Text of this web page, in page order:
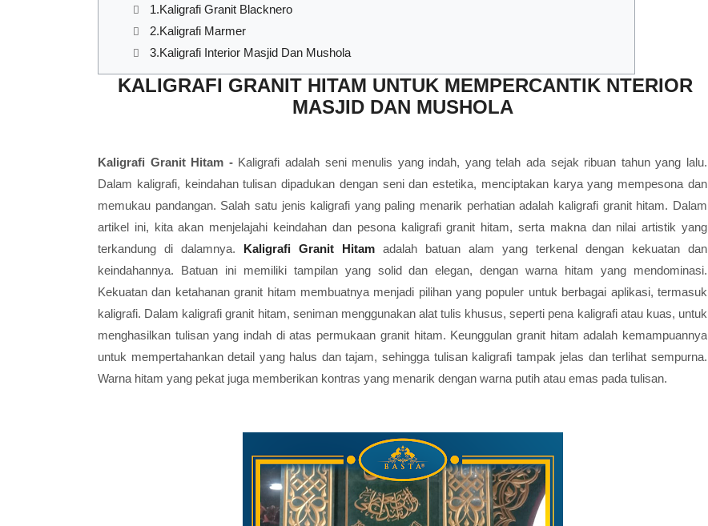
1.Kaligrafi Granit Blacknero
2.Kaligrafi Marmer
3.Kaligrafi Interior Masjid Dan Mushola
KALIGRAFI GRANIT HITAM UNTUK MEMPERCANTIK NTERIOR
MASJID DAN MUSHOLA
Kaligrafi Granit Hitam - Kaligrafi adalah seni menulis yang indah, yang telah ada sejak ribuan tahun yang lalu.
Dalam kaligrafi, keindahan tulisan dipadukan dengan seni dan estetika, menciptakan karya yang mempesona dan
memukau pandangan. Salah satu jenis kaligrafi yang paling menarik perhatian adalah kaligrafi granit hitam. Dalam
artikel ini, kita akan menjelajahi keindahan dan pesona kaligrafi granit hitam, serta makna dan nilai artistik yang
terkandung di dalamnya. Kaligrafi Granit Hitam adalah batuan alam yang terkenal dengan kekuatan dan
keindahannya. Batuan ini memiliki tampilan yang solid dan elegan, dengan warna hitam yang mendominasi.
Kekuatan dan ketahanan granit hitam membuatnya menjadi pilihan yang populer untuk berbagai aplikasi, termasuk
kaligrafi. Dalam kaligrafi granit hitam, seniman menggunakan alat tulis khusus, seperti pena kaligrafi atau kuas, untuk
menghasilkan tulisan yang indah di atas permukaan granit hitam. Keunggulan granit hitam adalah kemampuannya
untuk mempertahankan detail yang halus dan tajam, sehingga tulisan kaligrafi tampak jelas dan terlihat sempurna.
Warna hitam yang pekat juga memberikan kontras yang menarik dengan warna putih atau emas pada tulisan.